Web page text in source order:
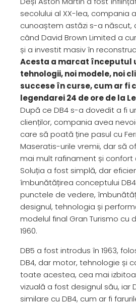
secolului al XX-lea, compania
cunoaștem astăzi s-a născut,
când David Brown Limited a
și a investit masiv în
Acesta a marcat începutul
tehnologii, noi modele, noi
succese în curse, cum ar fi
legendarei 24 de ore de la
După ce DB4 s-a dovedit a fi
clienților, compania avea
care să poată ține pasul cu
Maseratis-urile vremii, dar să
mai mult rafinament și confort
Soluția a fost simplă, dar
îmbunătățirea conceptului
punctele de vedere,
designul, tehnologia și
modelul final Gran Turismo cu
1960.
DB5 a fost introdus în 1963,
DB4, dar motor, tehnologie și
toate acestea, cea mai
vizuală a fost designul său, iar
similare cu DB4, cum ar fi